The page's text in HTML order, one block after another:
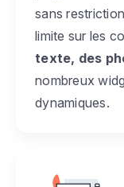
sans
limite sur les
texte, des
nombreux
dynamiques.